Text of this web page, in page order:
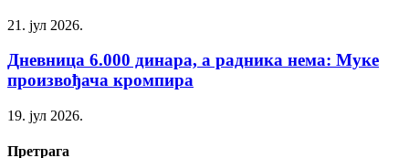
21. јул 2026.
Дневница 6.000 динара, а радника нема: Муке
произвођача кромпира
19. јул 2026.
Претрага